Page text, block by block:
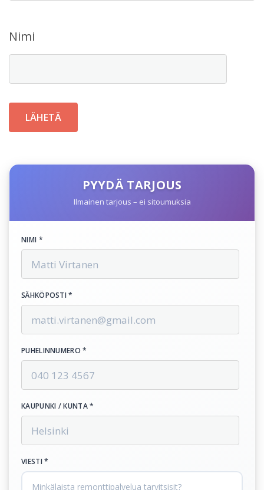
Nimi
PYYDÄ TARJOUS
Ilmainen tarjous – ei sitoumuksia
NIMI *
SÄHKÖPOSTI *
PUHELINNUMERO *
KAUPUNKI / KUNTA *
VIESTI *